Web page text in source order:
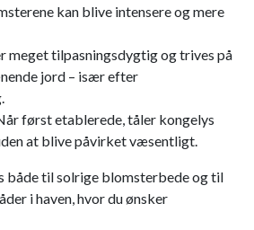
kan blive intensere og mere
meget tilpasningsdygtig og trives på
jord – især efter
først etablerede, tåler kongelys
at blive påvirket væsentligt.
både til solrige blomsterbede og til
i haven, hvor du ønsker